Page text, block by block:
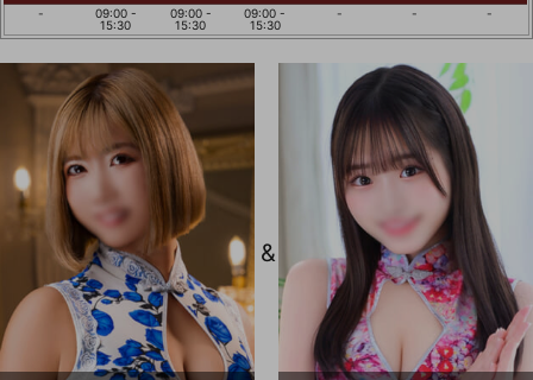
-
09:00 -
15:30
09:00 -
15:30
09:00 -
15:30
-
-
-
&